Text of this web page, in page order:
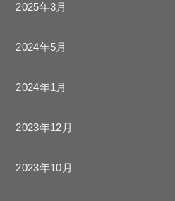
2025年3月
2024年5月
2024年1月
2023年12月
2023年10月